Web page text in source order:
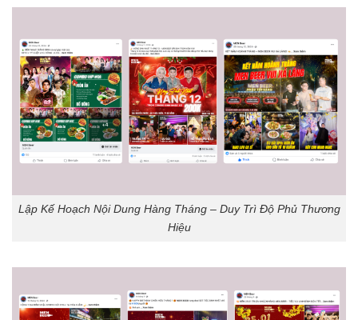
Lập Kế Hoạch Nội Dung Hàng Tháng – Duy Trì Độ Phủ Thương
Hiệu